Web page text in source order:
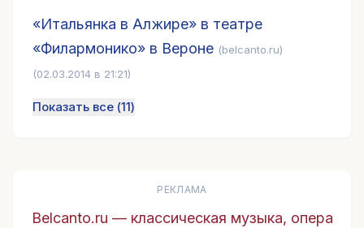
«Итальянка в Алжире» в театре
«Филармонико» в Вероне (belcanto.ru)
(02.03.2014 в 21:21)
Показать все (11)
РЕКЛАМА
Belcanto.ru — классическая музыка, опера